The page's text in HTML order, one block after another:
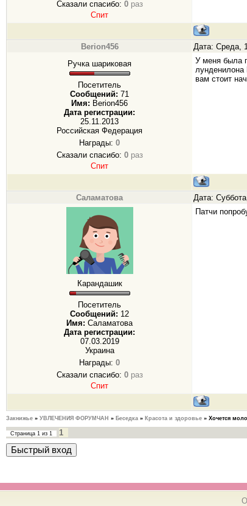
Сказали спасибо: 0раз
Спит
Berion456 Дата: Среда,
Ручка шариковая
Посетитель
Сообщений: 71
Имя: Berion456
Дата регистрации:
25.11.2013
Российская Федерация
Награды: 0
Сказали спасибо: 0раз
Спит
У меня была
лунденилона
вам стоит
Саламатова Дата:
Карандашик
Посетитель
Сообщений: 12
Имя: Саламатова
Дата регистрации:
07.03.2019
Украина
Награды: 0
Сказали спасибо: 0раз
Спит
Патчи
Закнижье » УВЛЕЧЕНИЯ ФОРУМЧАН » Беседка » Красота и здоровье » Хочется
Страница 1 из 1
1